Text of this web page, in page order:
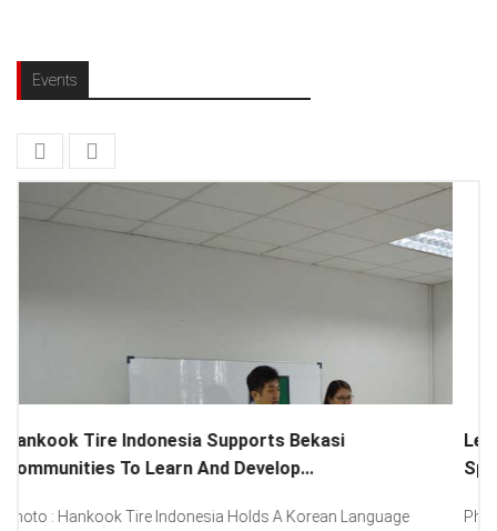
Events
Lenovo Introduced New Brand Ambassador To
Spread “Different Is Better”...
Photo : (From Left To Right) Helmy Susanto (Consumer Lead